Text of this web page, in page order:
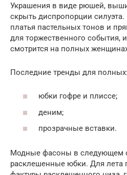
Украшения в виде рюшей,
скрыть диспропорции
платья пастельных тонов и
для торжественного события,
смотрится на полных
Последние тренды для полных:
юбки гофре и плиссе;
деним;
прозрачные вставки.
Модные фасоны в следующем
расклешенные юбки. Для лета